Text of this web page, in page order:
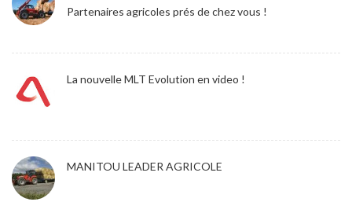
Partenaires agricoles prés de chez vous !
La nouvelle MLT Evolution en video !
MANITOU LEADER AGRICOLE